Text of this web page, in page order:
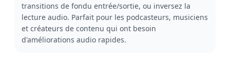
transitions de fondu entrée/sortie, ou inversez la
lecture audio. Parfait pour les podcasteurs, musiciens
et créateurs de contenu qui ont besoin
d'améliorations audio rapides.